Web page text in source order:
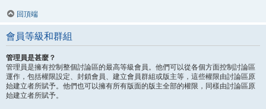
回頂端
會員等級和群組
管理員是甚麼？
管理員是擁有控制整個討論區的最高等級會員。他們可以從各個方面控制討論區
運作，包括權限設定、封鎖會員、建立會員群組或版主等，這些權限由討論區原
始建立者所賦予。他們也可以擁有所有版面的版主全部的權限，同樣由討論區原
始建立者所賦予。